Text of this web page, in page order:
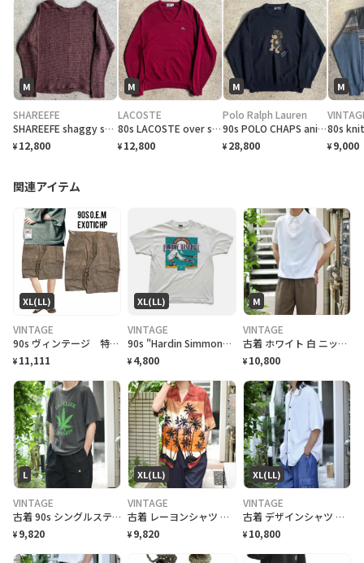
M
SHAREEFE
SHAREEFE shaggy sweater
¥ 12,800
M
LACOSTE
80s LACOSTE over sweater
¥ 12,800
M
Polo Ralph Lauren
90s POLO CHAPS animal sweater
¥ 28,800
M
80s
¥ 9,000
関連アイテム
XL(LL)
VINTAGE
90s ヴィンテージ 特注 OEM激レア ハーフパンツ 総柄 美品
¥ 11,111
XL(LL)
VINTAGE
90s "Hardin Simmons University Cowboy Baseball" T-Shirt ハーディン シモンズ大学 カウボーイズベースボール Tシャツ [XL]
¥ 4,800
M
VINTAGE
古着 ホワイト 白 ニットポロ ポロシャツ 半袖ポロシャツ プルオーバー
¥ 10,800
L
VINTAGE
古着 90s シングルステッチ 大麻合法化運動 プリントTシャツ フェード
¥ 9,820
XL(LL)
VINTAGE
古着 レーヨンシャツ アロハシャツ 夕日 半袖シャツ オープンカラーシャツ
¥ 9,820
XL(LL)
VINTAGE
古着 デザインシャツ ニットシャツ 半袖シャツ ホワイト 白 シャツ
¥ 10,800